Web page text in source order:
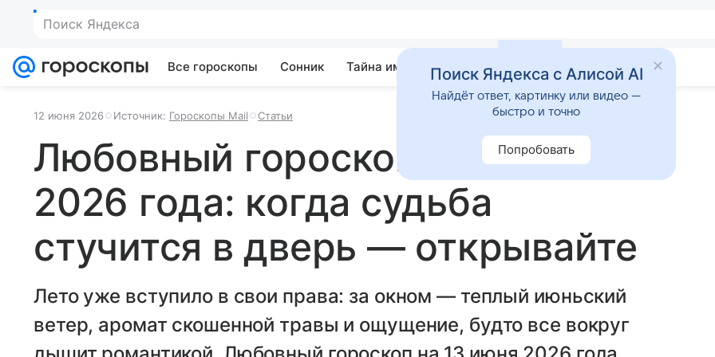
Поиск Яндекса
Все гороскопы Сонник Тайна имени Гадания Приметы
12 июня 2026 Источник: Гороскопы Mail Статьи
Любовный гороскоп на 13 июня
2026 года: когда судьба
стучится в дверь — открывайте
Лето уже вступило в свои права: за окном — теплый июньский
ветер, аромат скошенной травы и ощущение, будто все вокруг
Поиск Яндекса с Алисой AI
Найдёт ответ, картинку или видео —
быстро и точно
Попробовать